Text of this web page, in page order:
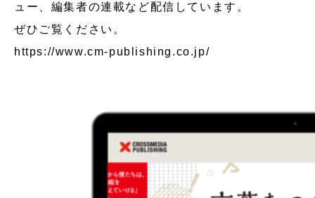
ュー、編集者の連載など配信しています。
ぜひご覧ください。
https://www.cm-publishing.co.jp/